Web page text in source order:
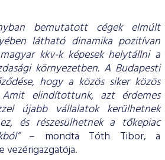
bemutatott cégek elmúlt
látható dinamika pozitívan
kkv-k képesek helytállni a
környezetben. A Budapesti
hogy a közös siker közös
Amit elindítottunk, azt érdemes
újabb vállalatok kerülhetnek
és részesülhetnek a tőkepiac
– mondta Tóth Tibor, a
vezérigazgatója.